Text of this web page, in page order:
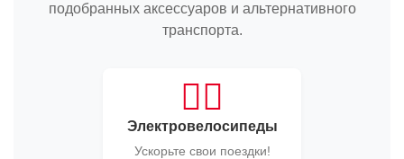
подобранных аксессуаров и альтернативного
транспорта.
🚴‍♂️
Электровелосипеды
Ускорьте свои поездки!